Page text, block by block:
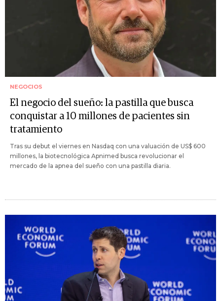
NEGOCIOS
El negocio del sueño: la pastilla que busca
conquistar a 10 millones de pacientes sin
tratamiento
Tras su debut el viernes en Nasdaq con una valuación de US$ 600
millones, la biotecnológica Apnimed busca revolucionar el
mercado de la apnea del sueño con una pastilla diaria.